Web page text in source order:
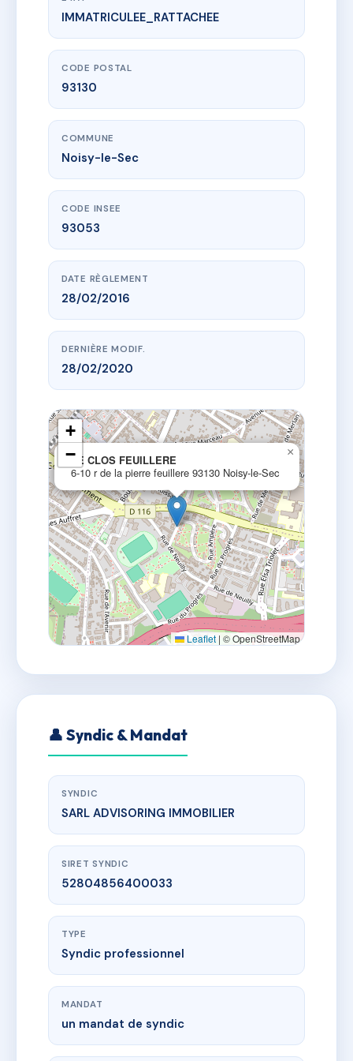
www.vme.plus/AF9979659
LE CLOS FEUILLERE
6-10 r de la pierre feuillere
IMMATRICULEE_RATTACHEE
CODE POSTAL
93130
COMMUNE
Noisy-le-Sec
CODE INSEE
93053
DATE RÈGLEMENT
28/02/2016
DERNIÈRE MODIF.
28/02/2020
LE CLOS FEUILLERE
6-10 r de la pierre feuillere 93130 Noisy-le-Sec
×
+
−
Leaflet | © OpenStreetMap
👤 Syndic & Mandat
SYNDIC
SARL ADVISORING IMMOBILIER
SIRET SYNDIC
52804856400033
TYPE
Syndic professionnel
MANDAT
un mandat de syndic